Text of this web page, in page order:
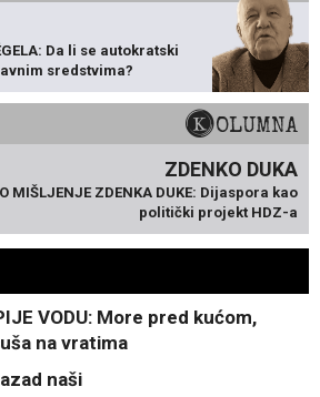
Da li se autokratski
sredstvima?
KOLUMNA
ZDENKO DUKA
MIŠLJENJE ZDENKA DUKE: Dijaspora kao
politički projekt HDZ-a
VODU: More pred kućom,
na vratima
naši